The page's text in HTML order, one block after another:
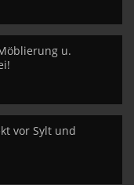
u.
vor Sylt und